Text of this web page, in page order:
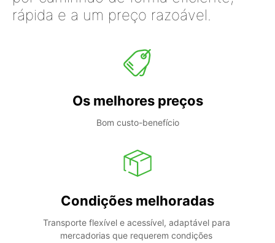
rápida e a um preço razoável.
Os melhores preços
Bom custo-benefício
Condições melhoradas
Transporte flexível e acessível, adaptável para
mercadorias que requerem condições